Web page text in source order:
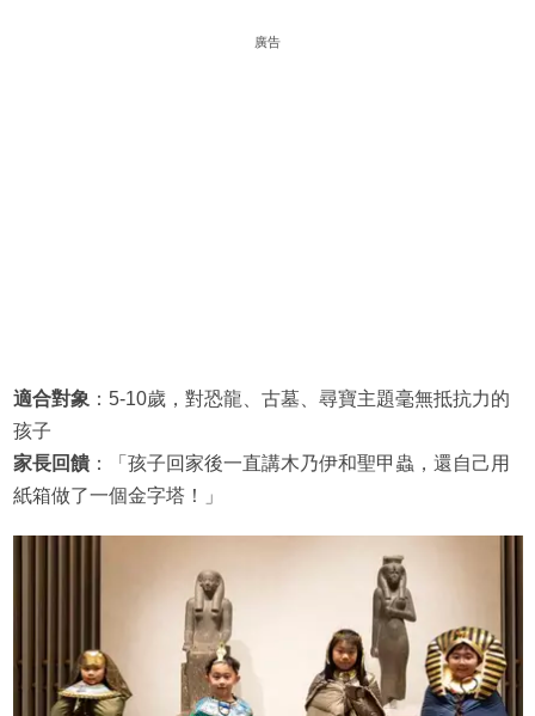
廣告
適合對象 ：5-10歲，對恐龍、古墓、尋寶主題毫無抵抗力的
孩子
家長回饋：「孩子回家後一直講木乃伊和聖甲蟲，還自己用
紙箱做了一個金字塔！」